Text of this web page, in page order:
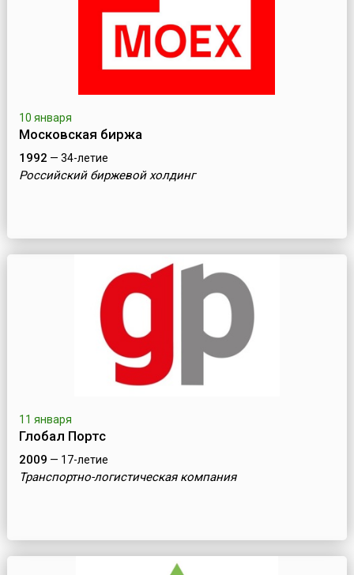
10 января
Московская биржа
1992 — 34-летие
Российский биржевой холдинг
11 января
Глобал Портс
2009 — 17-летие
Транспортно-логистическая компания